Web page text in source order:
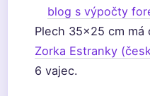
blog s výpočty
Plech 35×25 cm
Zorka Estranky
6 vajec.